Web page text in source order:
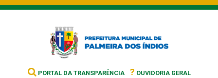
PORTAL DA TRANSPARÊNCIA ? OUVIDORIA GERAL